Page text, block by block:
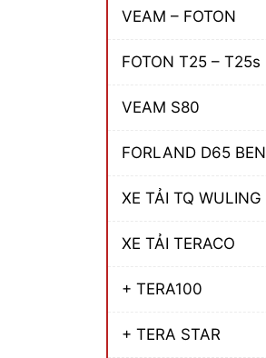
VEAM – FOTON
FOTON T25 – T25s
VEAM S80
FORLAND D65 BEN
XE TẢI TQ WULING
XE TẢI TERACO
+ TERA100
+ TERA STAR